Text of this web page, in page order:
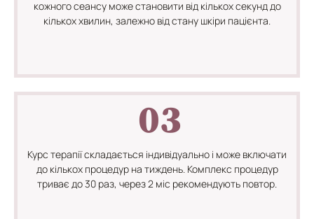
кожного сеансу може становити від кількох секунд до
кількох хвилин, залежно від стану шкіри пацієнта.
03
Курс терапії складається індивідуально і може включати
до кількох процедур на тиждень. Комплекс процедур
триває до 30 раз, через 2 міс рекомендують повтор.